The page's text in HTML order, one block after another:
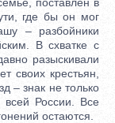
где бы он мог
– разбойники
В схватке с
разыскивали
своих крестьян,
– знак не только
России. Все
остаются.